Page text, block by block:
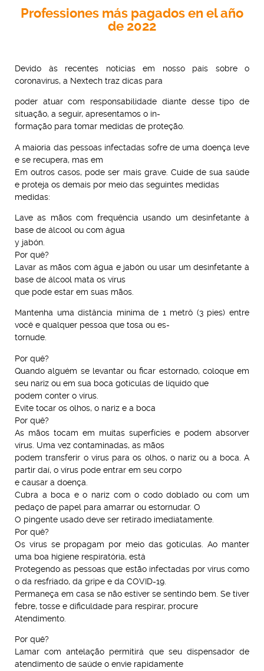
Professiones más pagados en el año
de 2022
Devido às recentes notícias em nosso país sobre o
coronavírus, a Nextech traz dicas para
poder atuar com responsabilidade diante desse tipo de
situação, a seguir, apresentamos o in-
formação para tomar medidas de proteção.
A maioria das pessoas infectadas sofre de uma doença leve
e se recupera, mas em
Em outros casos, pode ser mais grave. Cuide de sua saúde
e proteja os demais por meio das seguintes medidas
medidas:
Lave as mãos com frequência usando um desinfetante à
base de álcool ou com água
y jabón.
Por quê?
Lavar as mãos com água e jabón ou usar um desinfetante à
base de álcool mata os vírus
que pode estar em suas mãos.
Mantenha uma distância mínima de 1 metrô (3 pies) entre
você e qualquer pessoa que tosa ou es-
tornude.
Por quê?
Quando alguém se levantar ou ficar estornado, coloque em
seu nariz ou em sua boca gotículas de líquido que
podem conter o vírus.
Evite tocar os olhos, o nariz e a boca
Por quê?
As mãos tocam em muitas superfícies e podem absorver
vírus. Uma vez contaminadas, as mãos
podem transferir o vírus para os olhos, o nariz ou a boca. A
partir daí, o vírus pode entrar em seu corpo
e causar a doença.
Cubra a boca e o nariz com o codo doblado ou com um
pedaço de papel para amarrar ou estornudar. O
O pingente usado deve ser retirado imediatamente.
Por quê?
Os vírus se propagam por meio das gotículas. Ao manter
uma boa higiene respiratória, está
Protegendo as pessoas que estão infectadas por vírus como
o da resfriado, da gripe e da COVID-19.
Permaneça em casa se não estiver se sentindo bem. Se tiver
febre, tosse e dificuldade para respirar, procure
Atendimento.
Por quê?
Lamar com antelação permitirá que seu dispensador de
atendimento de saúde o envie rapidamente